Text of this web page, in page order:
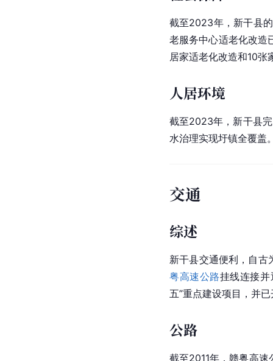
截至2023年，新干县
老服务中心适老化改造
居家适老化改造和10张
人居环境
截至2023年，新干县
水治理实现圩镇全覆盖
交通
综述
新干县交通便利，自古
粤高速公路挂线连接
五”重点建设项目，并
公路
截至2011年，赣粤高